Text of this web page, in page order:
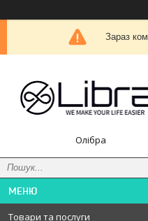
Зараз
Олібра
Товари та послуги